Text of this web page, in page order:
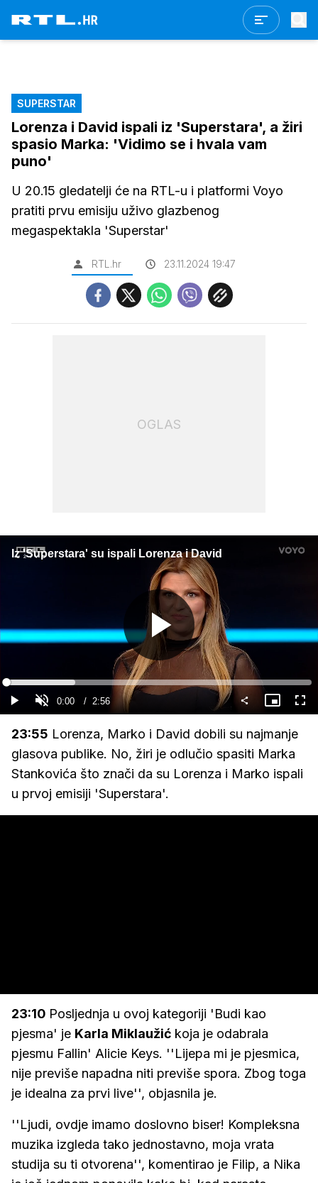
SUPERSTAR
Lorenza i David ispali iz 'Superstara', a žiri
spasio Marka: 'Vidimo se i hvala vam
puno'
U 20.15 gledatelji će na RTL-u i platformi Voyo
pratiti prvu emisiju uživo glazbenog
megaspektakla 'Superstar'
RTL.hr 23.11.2024 19:47
OGLAS
Iz 'Superstara' su ispali Lorenza i David
Gledaj
GledajUpali
zvuk
Current
Time
0:00 / Duration
2:56
Loaded:
22.54%
Slika
u
23:55 Lorenza, Marko i David dobili su najmanje
glasova publike. No, žiri je odlučio spasiti Marka
Stankovića što znači da su Lorenza i Marko ispali
u prvoj emisiji 'Superstara'.
23:10 Posljednja u ovoj kategoriji 'Budi kao
pjesma' je Karla Miklaužić koja je odabrala
pjesmu Fallin' Alicie Keys. ''Lijepa mi je pjesmica,
nije previše napadna niti previše spora. Zbog toga
je idealna za prvi live'', objasnila je.
''Ljudi, ovdje imamo doslovno biser! Kompleksna
muzika izgleda tako jednostavno, moja vrata
studija su ti otvorena'', komentirao je Filip, a Nika